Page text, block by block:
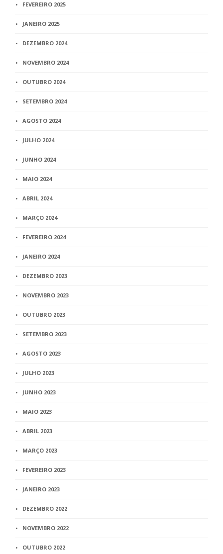
FEVEREIRO 2025
JANEIRO 2025
DEZEMBRO 2024
NOVEMBRO 2024
OUTUBRO 2024
SETEMBRO 2024
AGOSTO 2024
JULHO 2024
JUNHO 2024
MAIO 2024
ABRIL 2024
MARÇO 2024
FEVEREIRO 2024
JANEIRO 2024
DEZEMBRO 2023
NOVEMBRO 2023
OUTUBRO 2023
SETEMBRO 2023
AGOSTO 2023
JULHO 2023
JUNHO 2023
MAIO 2023
ABRIL 2023
MARÇO 2023
FEVEREIRO 2023
JANEIRO 2023
DEZEMBRO 2022
NOVEMBRO 2022
OUTUBRO 2022